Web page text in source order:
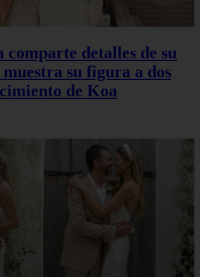
comparte detalles de su
su figura a dos
de Koa